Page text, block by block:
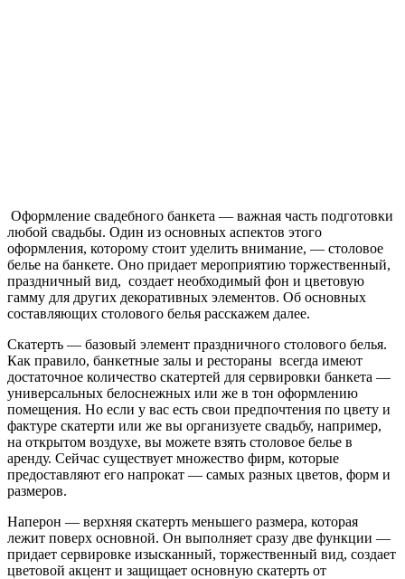
Оформление свадебного банкета — важная часть подготовки
любой свадьбы. Один из основных аспектов этого
оформления, которому стоит уделить внимание, — столовое
белье на банкете. Оно придает мероприятию торжественный,
праздничный вид, создает необходимый фон и цветовую
гамму для других декоративных элементов. Об основных
составляющих столового белья расскажем далее.
Скатерть — базовый элемент праздничного столового белья.
Как правило, банкетные залы и рестораны всегда имеют
достаточное количество скатертей для сервировки банкета —
универсальных белоснежных или же в тон оформлению
помещения. Но если у вас есть свои предпочтения по цвету и
фактуре скатерти или же вы организуете свадьбу, например,
на открытом воздухе, вы можете взять столовое белье в
аренду. Сейчас существует множество фирм, которые
предоставляют его напрокат — самых разных цветов, форм и
размеров.
Наперон — верхняя скатерть меньшего размера, которая
лежит поверх основной. Он выполняет сразу две функции —
придает сервировке изысканный, торжественный вид, создает
цветовой акцент и защищает основную скатерть от